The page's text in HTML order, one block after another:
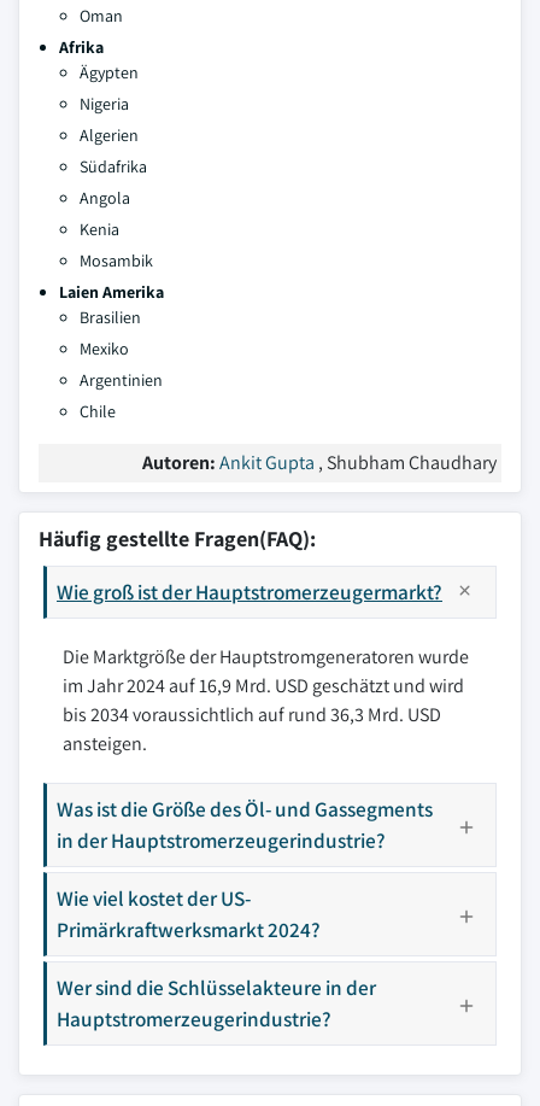
Oman
Afrika
Ägypten
Nigeria
Algerien
Südafrika
Angola
Kenia
Mosambik
Laien Amerika
Brasilien
Mexiko
Argentinien
Chile
Autoren:Ankit Gupta , Shubham Chaudhary
Häufig gestellte Fragen(FAQ):
Wie groß ist der Hauptstromerzeugermarkt?
Die Marktgröße der Hauptstromgeneratoren wurde
im Jahr 2024 auf 16,9 Mrd. USD geschätzt und wird
bis 2034 voraussichtlich auf rund 36,3 Mrd. USD
ansteigen.
Was ist die Größe des Öl- und Gassegments
in der Hauptstromerzeugerindustrie?
Wie viel kostet der US-
Primärkraftwerksmarkt 2024?
Wer sind die Schlüsselakteure in der
Hauptstromerzeugerindustrie?